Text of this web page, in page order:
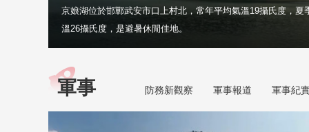
京娘湖位於邯鄲武安市口上村北，常年平均氣溫19攝氏度，夏
溫26攝氏度，是避暑休閒佳地。
軍事 防務新觀察 軍事報道 軍事紀